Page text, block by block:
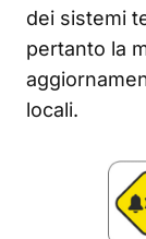
dei sistemi
pertanto la
locali.